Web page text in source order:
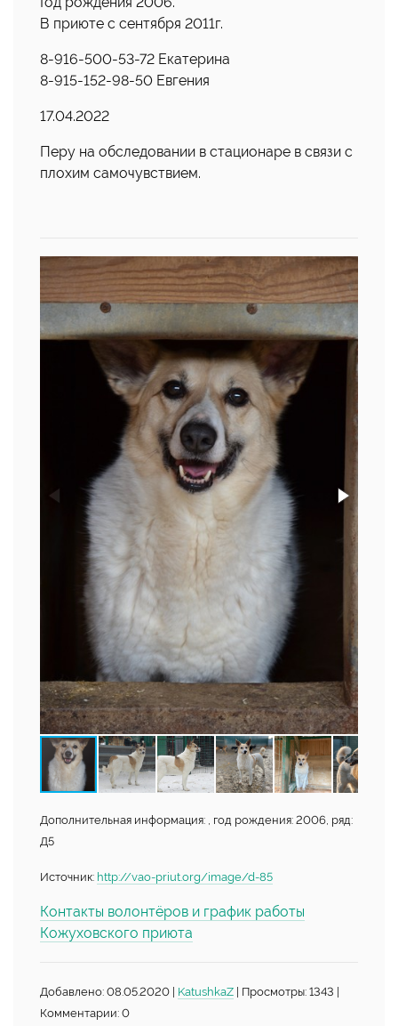
В приюте с сентября 2011г.
8-916-500-53-72 Екатерина
8-915-152-98-50 Евгения
17.04.2022
Перу на обследовании в стационаре в связи с
плохим самочувствием.
Дополнительная информация: , год рождения: 2006, ряд:
Д5
Источник: http://vao-priut.org/image/d-85
Контакты волонтёров и график работы
Кожуховского приюта
Добавлено: 08.05.2020 | KatushkaZ | Просмотры: 1343 |
Комментарии: 0